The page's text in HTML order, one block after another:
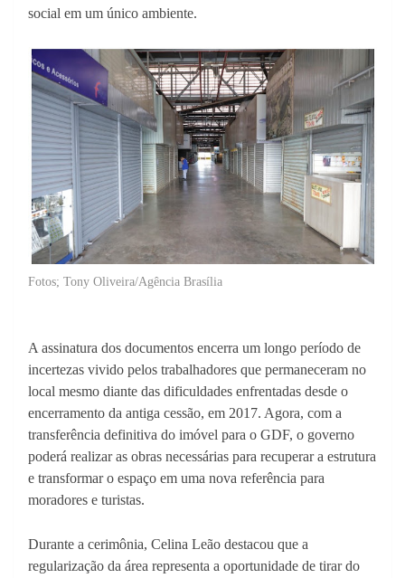
social em um único ambiente.
Fotos; Tony Oliveira/Agência Brasília
A assinatura dos documentos encerra um longo período de
incertezas vivido pelos trabalhadores que permaneceram no
local mesmo diante das dificuldades enfrentadas desde o
encerramento da antiga cessão, em 2017. Agora, com a
transferência definitiva do imóvel para o GDF, o governo
poderá realizar as obras necessárias para recuperar a estrutura
e transformar o espaço em uma nova referência para
moradores e turistas.
Durante a cerimônia, Celina Leão destacou que a
regularização da área representa a oportunidade de tirar do